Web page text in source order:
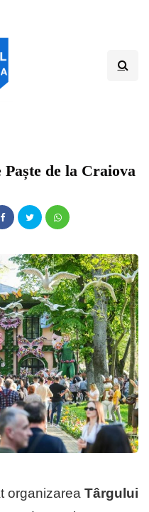
de la Craiova
organizarea Târgului